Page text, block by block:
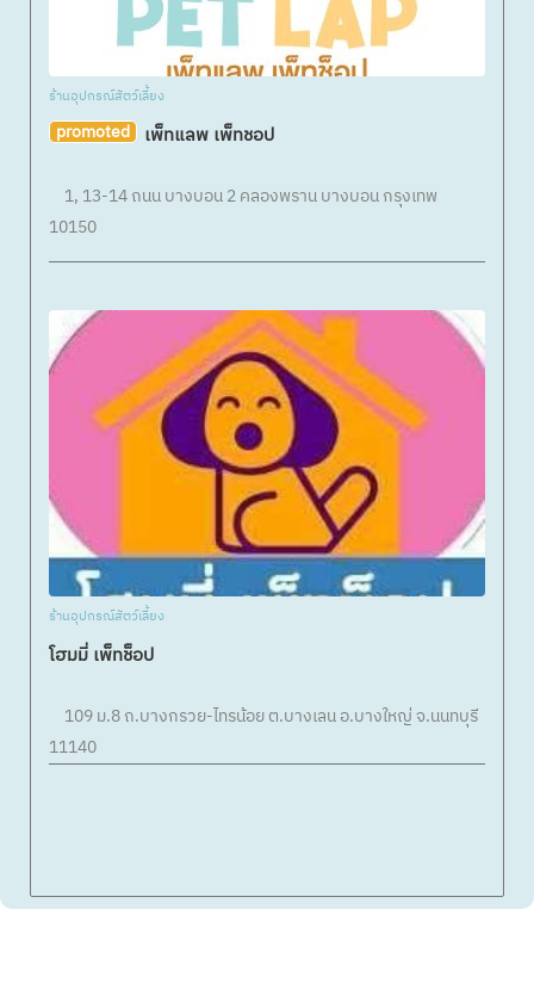
ร้านอุปกรณ์สัตว์เลี้ยง
promoted เพ็ทแลพ เพ็ทชอป
1, 13-14 ถนน บางบอน 2 คลองพราน บางบอน กรุงเทพ
10150
ร้านอุปกรณ์สัตว์เลี้ยง
โฮมมี่ เพ็ทช็อป
109 ม.8 ถ.บางกรวย-ไทรน้อย ต.บางเลน อ.บางใหญ่ จ.นนทบุรี
11140